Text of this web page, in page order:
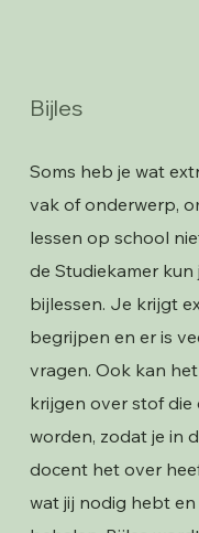
Bijles
Soms heb je wat
vak of onderwerp,
lessen op school
de Studiekamer
bijlessen. Je krijgt
begrijpen en er is
vragen. Ook kan
krijgen over stof
worden, zodat je in
docent het over
wat jij nodig hebt